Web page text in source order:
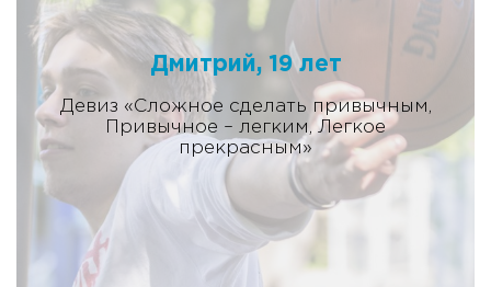
Дмитрий, 19 лет
Девиз «Сложное сделать привычным,
Привычное – легким, Легкое
прекрасным»